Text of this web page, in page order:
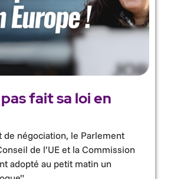
pas fait sa loi en
de négociation, le Parlement
de l’UE et la Commission
adopté au petit matin un